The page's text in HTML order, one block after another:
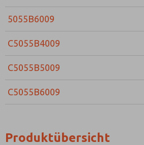
5055B6009
C5055B4009
C5055B5009
C5055B6009
Produktübersicht
Bitte senden Sie mir
jederzeit widerruflich
*Ja, ich habe die
dass die von mir angegebenen
werden. Meine Daten werden
und Beantwortung meiner
Kontaktformulars stimme ich